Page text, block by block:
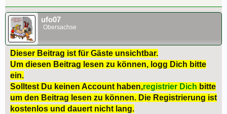
ufo07
Obersachse
Dieser Beitrag ist für Gäste unsichtbar.
Um diesen Beitrag lesen zu können, logg Dich bitte
ein.
Solltest Du keinen Account haben,registrier Dich bitte
um den Beitrag lesen zu können. Die Registrierung ist
kostenlos und dauert nicht lang.